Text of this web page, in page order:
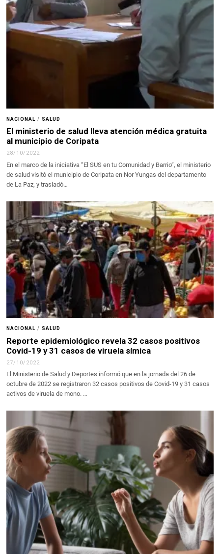
NACIONAL / SALUD
El ministerio de salud lleva atención médica gratuita
al municipio de Coripata
28/10/2022
En el marco de la iniciativa “El SUS en tu Comunidad y Barrio”, el ministerio
de salud visitó el municipio de Coripata en Nor Yungas del departamento
de La Paz, y trasladó…
NACIONAL / SALUD
Reporte epidemiológico revela 32 casos positivos
Covid-19 y 31 casos de viruela símica
27/10/2022
El Ministerio de Salud y Deportes informó que en la jornada del 26 de
octubre de 2022 se registraron 32 casos positivos de Covid-19 y 31 casos
activos de viruela de mono. …